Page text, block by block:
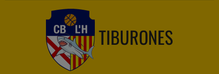
TIBURONES